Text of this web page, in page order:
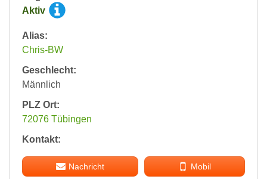
Aktiv
Alias:
Chris-BW
Geschlecht:
Männlich
PLZ Ort:
72076 Tübingen
Kontakt:
Nachricht Mobil